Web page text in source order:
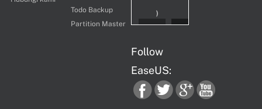
Todo Backup
Partition Master
)
Follow
EaseUS: